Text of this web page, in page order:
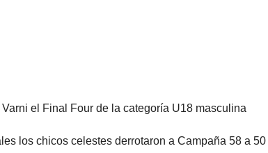
el Final Four de la categoría U18 masculina
los chicos celestes derrotaron a Campaña 58 a 50